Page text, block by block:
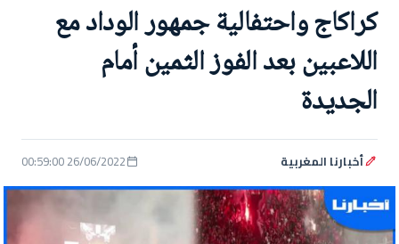
كراكاج واحتفالية جمهور الوداد مع
اللاعبين بعد الفوز الثمين أمام
الجديدة
أخبارنا المغربية 26/06/2022 00:59:00